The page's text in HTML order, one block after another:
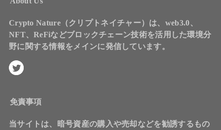
Crypto Nature（クリプトネイチャー）は、web3.0、
NFT、ReFiなどブロックチェーン技術を活用した環境分
野に関する情報をメインに発信しています。
免責事項
当サイトは、暗号資産の購入や売却などを勧誘するもの